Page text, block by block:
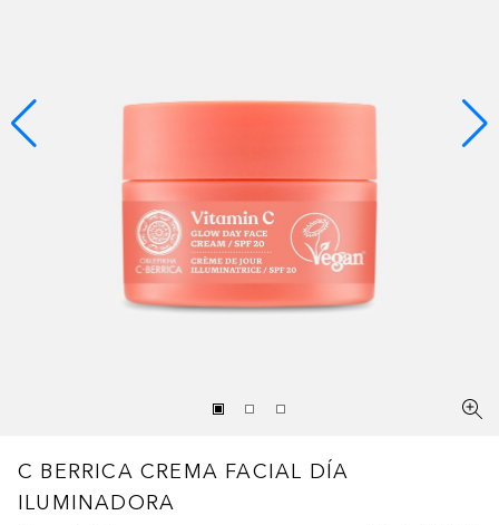
C BERRICA CREMA FACIAL DÍA
ILUMINADORA